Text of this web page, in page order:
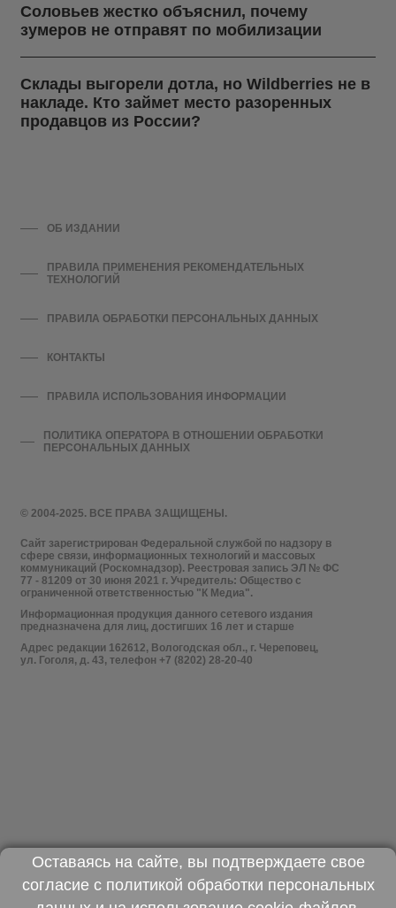
Соловьев жестко объяснил, почему
зумеров не отправят по мобилизации
Склады выгорели дотла, но Wildberries не в
накладе. Кто займет место разоренных
продавцов из России?
© 2004-2025. ВСЕ ПРАВА ЗАЩИЩЕНЫ.
Сайт зарегистрирован Федеральной службой по надзору в
сфере связи, информационных технологий и массовых
коммуникаций (Роскомнадзор). Реестровая запись ЭЛ № ФС
77 - 81209 от 30 июня 2021 г. Учредитель: Общество с
ограниченной ответственностью "К Медиа".
Информационная продукция данного сетевого издания
предназначена для лиц, достигших 16 лет и старше
Адрес редакции 162612, Вологодская обл., г. Череповец,
ул. Гоголя, д. 43, телефон +7 (8202) 28-20-40
ОБ ИЗДАНИИ
ПРАВИЛА ПРИМЕНЕНИЯ РЕКОМЕНДАТЕЛЬНЫХ
ТЕХНОЛОГИЙ
ПРАВИЛА ОБРАБОТКИ ПЕРСОНАЛЬНЫХ ДАННЫХ
КОНТАКТЫ
ПРАВИЛА ИСПОЛЬЗОВАНИЯ ИНФОРМАЦИИ
ПОЛИТИКА ОПЕРАТОРА В ОТНОШЕНИИ ОБРАБОТКИ
ПЕРСОНАЛЬНЫХ ДАННЫХ
Оставаясь на сайте, вы подтверждаете свое
согласие с политикой обработки персональных